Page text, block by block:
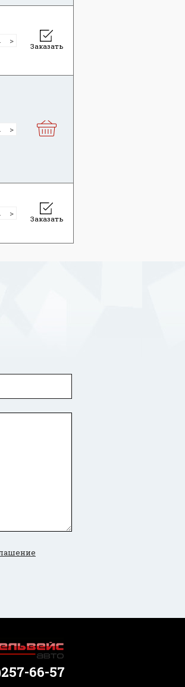
Заказать
Заказать
66-57